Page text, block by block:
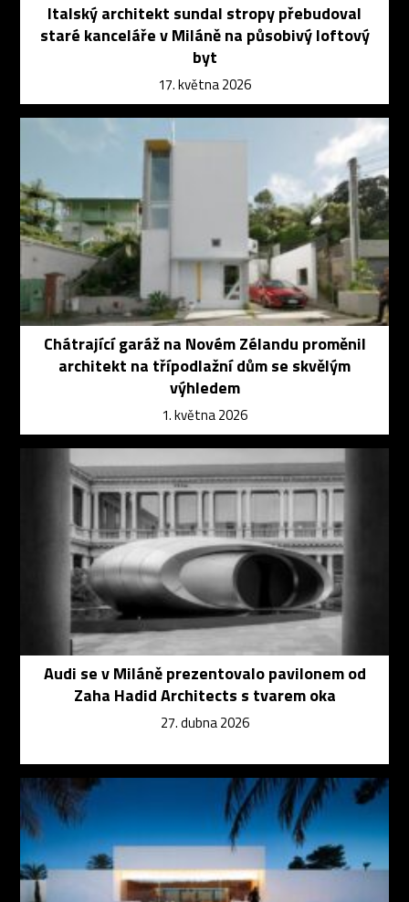
Italský architekt sundal stropy přebudoval
staré kanceláře v Miláně na působivý loftový
byt
17. května 2026
Chátrající garáž na Novém Zélandu proměnil
architekt na třípodlažní dům se skvělým
výhledem
1. května 2026
Audi se v Miláně prezentovalo pavilonem od
Zaha Hadid Architects s tvarem oka
27. dubna 2026